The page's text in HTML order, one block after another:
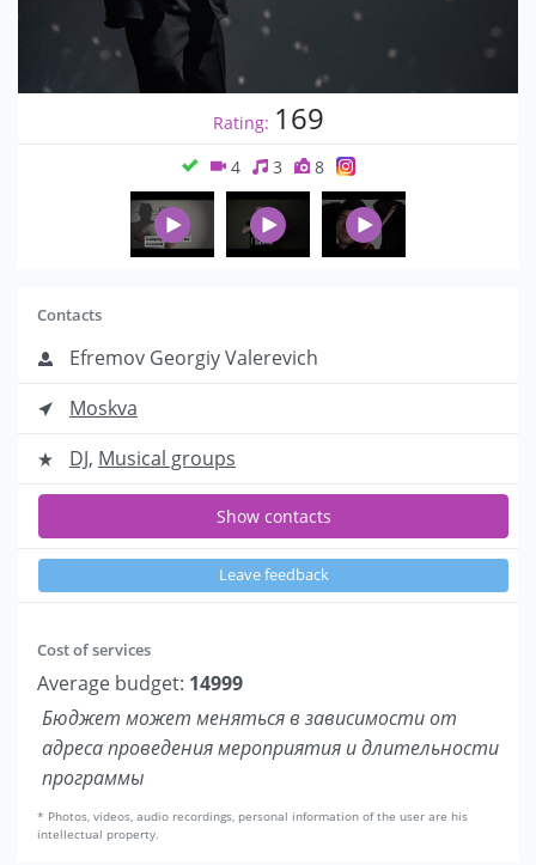
Rating: 169
4 3 8
Contacts
Efremov Georgiy Valerevich
Moskva
DJ, Musical groups
Show contacts
Leave feedback
Cost of services
Average budget: 14999
Бюджет может меняться в зависимости от
адреса проведения мероприятия и длительности
программы
* Photos, videos, audio recordings, personal information of the user are his
intellectual property.